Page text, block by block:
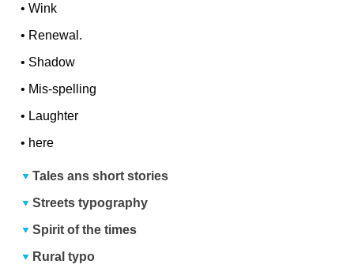
•Wink
• Renewal.
• Shadow
• Mis-spelling
• Laughter
• here
Tales ans short stories
Streets typography
Spirit of the times
Rural typo